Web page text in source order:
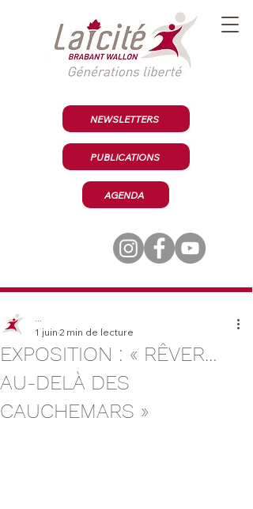
NEWSLETTERS
PUBLICATIONS
AGENDA
EXPOSITION : « RÊVER…
AU-DELÀ DES
CAUCHEMARS »
...
1 juin 2 min de lecture